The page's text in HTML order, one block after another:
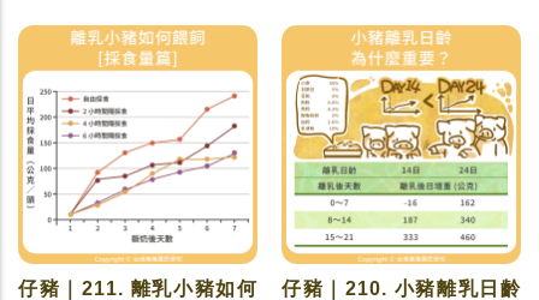
仔豬｜211. 離乳小豬如何
仔豬｜210. 小豬離乳日齡